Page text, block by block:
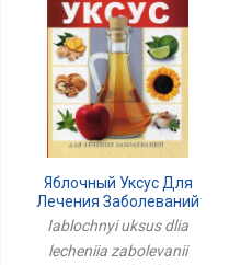
Яблочный Уксус Для
Лечения Заболеваний
Iablochnyi uksus dlia
lecheniia zabolevanii